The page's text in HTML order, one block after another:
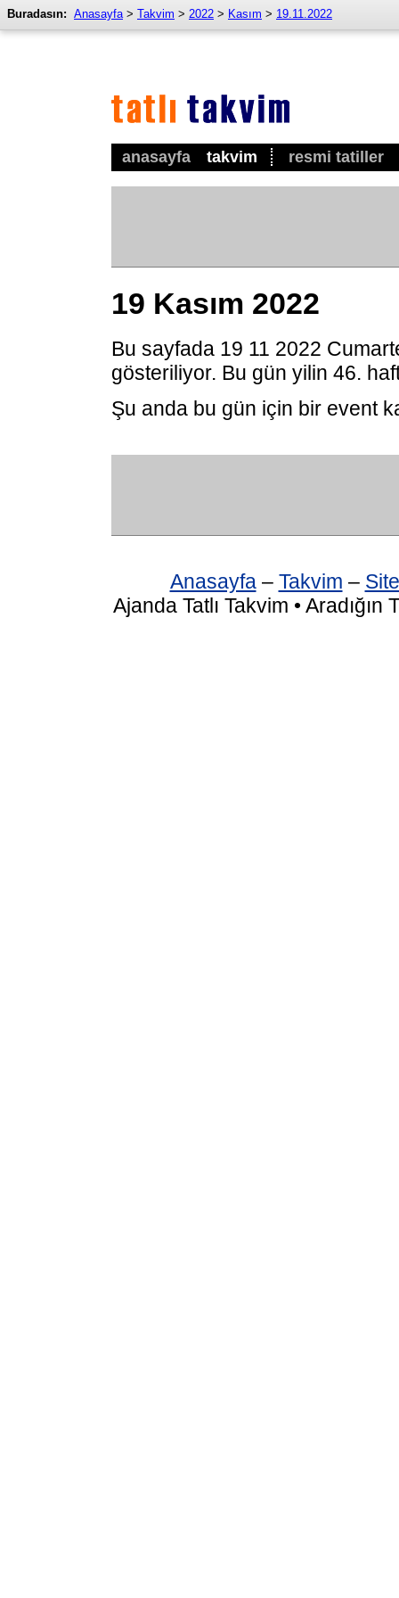
anasayfa takvim resmi tatiller
Buradasın: Anasayfa> Takvim > 2022 > Kasım > 19.11.2022
19 Kasım 2022
Bu sayfada 19 11 2022
gösteriliyor. Bu gün yilin 46.
Şu anda bu gün için bir event
Anasayfa– Takvim –
Ajanda Tatlı Takvim •